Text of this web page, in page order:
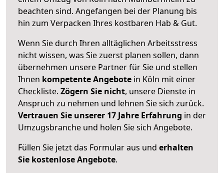
beachten sind. Angefangen bei der Planung bis
hin zum Verpacken Ihres kostbaren Hab & Gut.
Wenn Sie durch Ihren alltäglichen Arbeitsstress
nicht wissen, was Sie zuerst planen sollen, dann
übernehmen unsere Partner für Sie und stellen
Ihnen kompetente Angebote in Köln mit einer
Checkliste. Zögern Sie nicht, unsere Dienste in
Anspruch zu nehmen und lehnen Sie sich zurück.
Vertrauen Sie unserer 17 Jahre Erfahrung in der
Umzugsbranche und holen Sie sich Angebote.
Füllen Sie jetzt das Formular aus und erhalten
Sie kostenlose Angebote.